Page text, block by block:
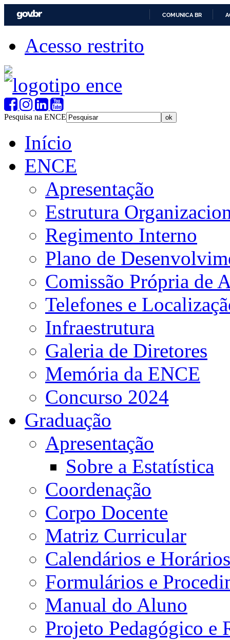
COMUNICA BR
Acesso restrito
Pesquisa na ENCE
Início
ENCE
Apresentação
Estrutura
Regimento Interno
Plano de
Comissão Própria de
Telefones e
Infraestrutura
Galeria de Diretores
Memória da ENCE
Concurso 2024
Graduação
Apresentação
Sobre a Estatística
Coordenação
Corpo Docente
Matriz Curricular
Calendários e Horários
Formulários e
Manual do Aluno
Projeto Pedagógico e